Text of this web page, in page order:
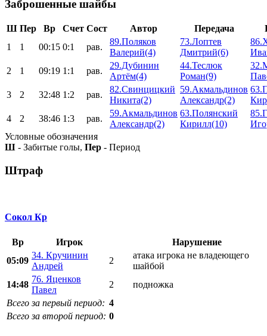
Заброшенные шайбы
Ш Пер Вр Счет Сост Автор Передача
1
1 00:15 0:1 рав.
89.Поляков
Валерий(4)
73.Лоптев
Дмитрий(6)
2
1 09:19 1:1 рав.
29.Дубинин
Артём(4)
44.Теслюк
Роман(9)
3
2 32:48 1:2 рав.
82.Свинцицкий
Никита(2)
59.Акмальдинов
Александр(2)
4
2 38:46 1:3 рав.
59.Акмальдинов
Александр(2)
63.Полянский
Кирилл(10)
Условные обозначения
Ш - Забитые голы, Пер - Период
Штраф
Сокол Кр
Вр Игрок
Нарушение
05:09
34. Кручинин
Андрей
2
атака игрока не владеющего
шайбой
14:48
76. Яценков
Павел
2
подножка
Всего за первый период: 4
Всего за второй период: 0